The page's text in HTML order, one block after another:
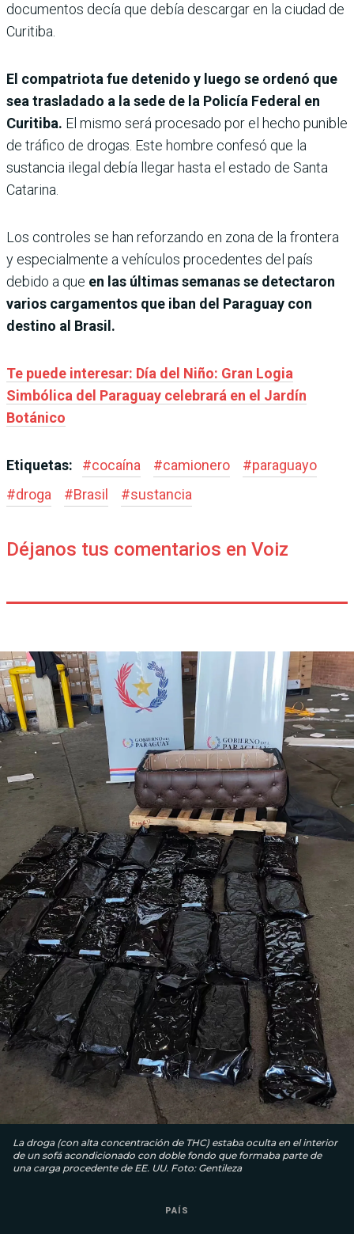
documentos decía que debía descargar en la ciudad de
Curitiba.
El compatriota fue detenido y luego se ordenó que
sea trasladado a la sede de la Policía Federal en
Curitiba. El mismo será procesado por el hecho punible
de tráfico de drogas. Este hombre confesó que la
sustancia ilegal debía llegar hasta el estado de Santa
Catarina.
Los controles se han reforzando en zona de la frontera
y especialmente a vehículos procedentes del país
debido a que en las últimas semanas se detectaron
varios cargamentos que iban del Paraguay con
destino al Brasil.
Te puede interesar: Día del Niño: Gran Logia
Simbólica del Paraguay celebrará en el Jardín
Botánico
Etiquetas: #cocaína #camionero #paraguayo
#droga #Brasil #sustancia
Déjanos tus comentarios en Voiz
La droga (con alta concentración de THC) estaba oculta en el interior
de un sofá acondicionado con doble fondo que formaba parte de
una carga procedente de EE. UU. Foto: Gentileza
PAÍS